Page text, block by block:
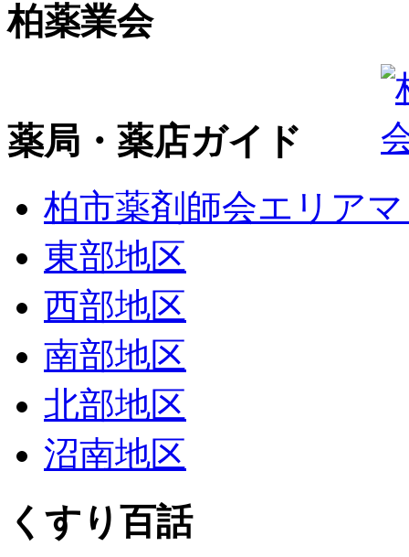
柏薬業会
薬局・薬店ガイド
柏市薬剤師会エリア
東部地区
西部地区
南部地区
北部地区
沼南地区
くすり百話